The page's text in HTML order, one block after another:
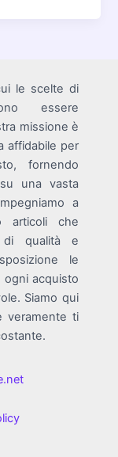
le scelte di
essere
missione è
affidabile per
fornendo
una vasta
a
articoli che
qualità e
le
acquisto
Siamo qui
veramente ti